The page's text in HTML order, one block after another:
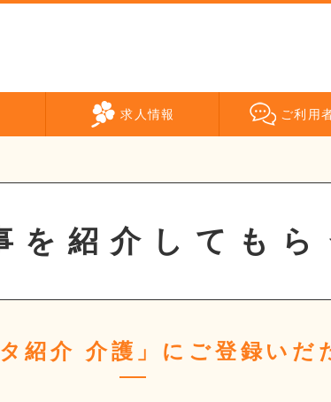
求人情報 ご利用
を紹介してもら
紹介 介護」にご登録いだ